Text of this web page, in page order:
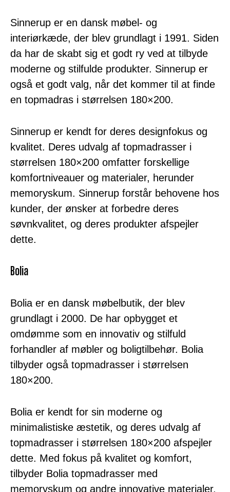
Sinnerup er en dansk møbel- og
interiørkæde, der blev grundlagt i 1991. Siden
da har de skabt sig et godt ry ved at tilbyde
moderne og stilfulde produkter. Sinnerup er
også et godt valg, når det kommer til at finde
en topmadras i størrelsen 180×200.
Sinnerup er kendt for deres designfokus og
kvalitet. Deres udvalg af topmadrasser i
størrelsen 180×200 omfatter forskellige
komfortniveauer og materialer, herunder
memoryskum. Sinnerup forstår behovene hos
kunder, der ønsker at forbedre deres
søvnkvalitet, og deres produkter afspejler
dette.
Bolia
Bolia er en dansk møbelbutik, der blev
grundlagt i 2000. De har opbygget et
omdømme som en innovativ og stilfuld
forhandler af møbler og boligtilbehør. Bolia
tilbyder også topmadrasser i størrelsen
180×200.
Bolia er kendt for sin moderne og
minimalistiske æstetik, og deres udvalg af
topmadrasser i størrelsen 180×200 afspejler
dette. Med fokus på kvalitet og komfort,
tilbyder Bolia topmadrasser med
memoryskum og andre innovative materialer,